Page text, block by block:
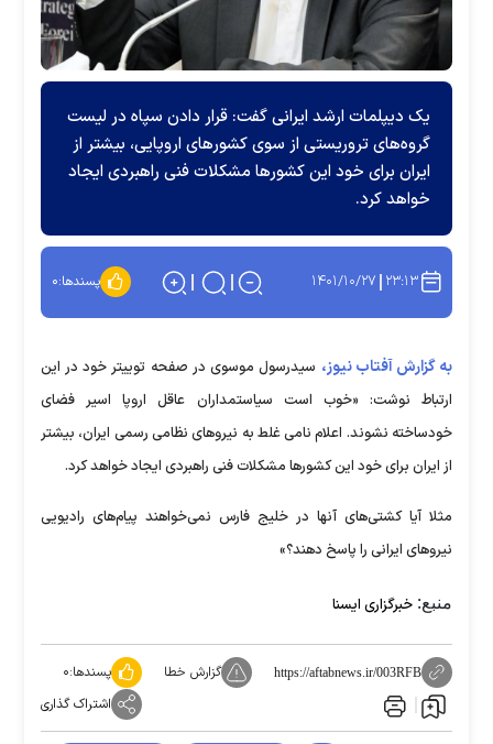
یک دیپلمات ارشد ایرانی گفت: قرار دادن سپاه در لیست
گروه‌های تروریستی از سوی کشور‌های اروپایی، بیشتر از
ایران برای خود این کشور‌ها مشکلات فنی راهبردی ایجاد
خواهد کرد.
۲۳:۱۳ ۱۴۰۱/۱۰/۲۷ پسندها:۰
به گزارش آفتاب نیوز، سیدرسول موسوی در صفحه توییتر خود در این
ارتباط نوشت: «خوب است سیاستمداران عاقل اروپا اسیر فضای
خودساخته نشوند. اعلام نامی غلط به نیروهای نظامی رسمی ایران، بیشتر
از ایران برای خود این کشورها مشکلات فنی راهبردی ایجاد خواهد کرد.
مثلا آیا کشتی‌های آنها در خلیج فارس نمی‌خواهند پیام‌های رادیویی
نیروهای ایرانی را پاسخ دهند؟»
منبع: خبرگزاری ایسنا
https://aftabnews.ir/003RFB گزارش خطا پسندها:۰
اشتراک گذاری